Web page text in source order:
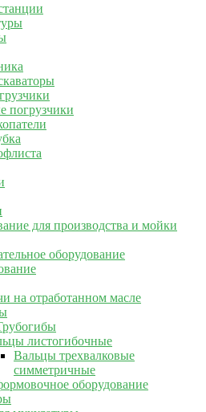
погрузчики
для производства и мойки
оборудование
на отработанном масле
листогибочные
Вальцы трехвалковые
симметричные
оборудование